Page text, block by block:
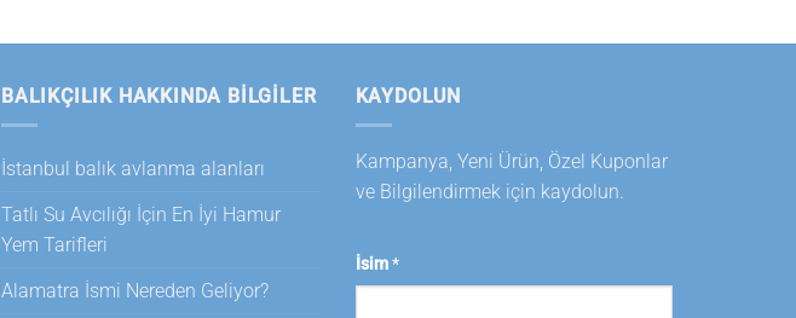
BALIKÇILIK HAKKINDA BILGILER
İstanbul balık avlanma alanları
Tatlı Su Avcılığı İçin En İyi Hamur
Yem Tarifleri
Alamatra İsmi Nereden Geliyor?
KAYDOLUN
Kampanya, Yeni Ürün, Özel Kuponlar
ve Bilgilendirmek için kaydolun.
İsim*